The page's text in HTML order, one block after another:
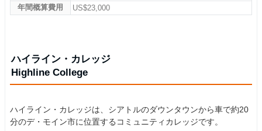
年間概算費用
US$23,000
ハイライン・カレッジ
Highline College
ハイライン・カレッジは、シアトルのダウンタウンから車で約20
分のデ・モイン市に位置するコミュニティカレッジです。